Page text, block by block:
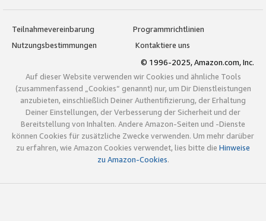
Teilnahmevereinbarung
Programmrichtlinien
Nutzungsbestimmungen
Kontaktiere uns
© 1996-2025, Amazon.com, Inc.
Auf dieser Website verwenden wir Cookies und ähnliche Tools
(zusammenfassend „Cookies“ genannt) nur, um Dir Dienstleistungen
anzubieten, einschließlich Deiner Authentifizierung, der Erhaltung
Deiner Einstellungen, der Verbesserung der Sicherheit und der
Bereitstellung von Inhalten. Andere Amazon-Seiten und -Dienste
können Cookies für zusätzliche Zwecke verwenden. Um mehr darüber
zu erfahren, wie Amazon Cookies verwendet, lies bitte die Hinweise
zu Amazon-Cookies.